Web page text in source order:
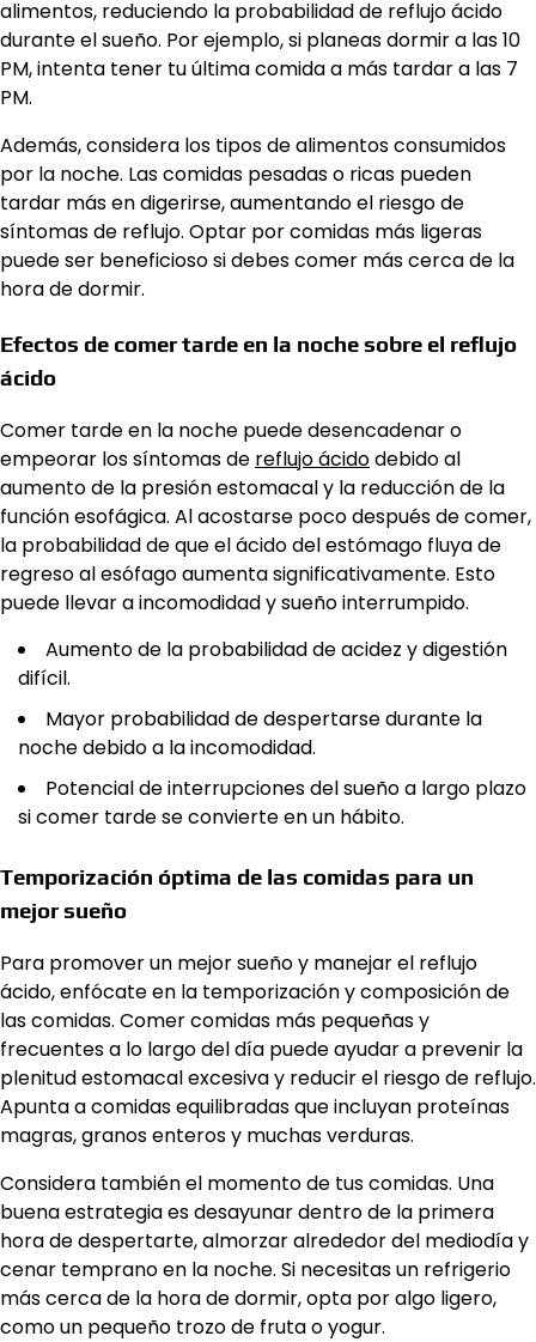
alimentos, reduciendo la probabilidad de reflujo ácido
durante el sueño. Por ejemplo, si planeas dormir a las 10
PM, intenta tener tu última comida a más tardar a las 7
PM.
Además, considera los tipos de alimentos consumidos
por la noche. Las comidas pesadas o ricas pueden
tardar más en digerirse, aumentando el riesgo de
síntomas de reflujo. Optar por comidas más ligeras
puede ser beneficioso si debes comer más cerca de la
hora de dormir.
Efectos de comer tarde en la noche sobre el reflujo
ácido
Comer tarde en la noche puede desencadenar o
empeorar los síntomas de reflujo ácidodebido al
aumento de la presión estomacal y la reducción de la
función esofágica. Al acostarse poco después de comer,
la probabilidad de que el ácido del estómago fluya de
regreso al esófago aumenta significativamente. Esto
puede llevar a incomodidad y sueño interrumpido.
Aumento de la probabilidad de acidez y digestión
difícil.
Mayor probabilidad de despertarse durante la
noche debido a la incomodidad.
Potencial de interrupciones del sueño a largo plazo
si comer tarde se convierte en un hábito.
Temporización óptima de las comidas para un
mejor sueño
Para promover un mejor sueño y manejar el reflujo
ácido, enfócate en la temporización y composición de
las comidas. Comer comidas más pequeñas y
frecuentes a lo largo del día puede ayudar a prevenir la
plenitud estomacal excesiva y reducir el riesgo de reflujo.
Apunta a comidas equilibradas que incluyan proteínas
magras, granos enteros y muchas verduras.
Considera también el momento de tus comidas. Una
buena estrategia es desayunar dentro de la primera
hora de despertarte, almorzar alrededor del mediodía y
cenar temprano en la noche. Si necesitas un refrigerio
más cerca de la hora de dormir, opta por algo ligero,
como un pequeño trozo de fruta o yogur.